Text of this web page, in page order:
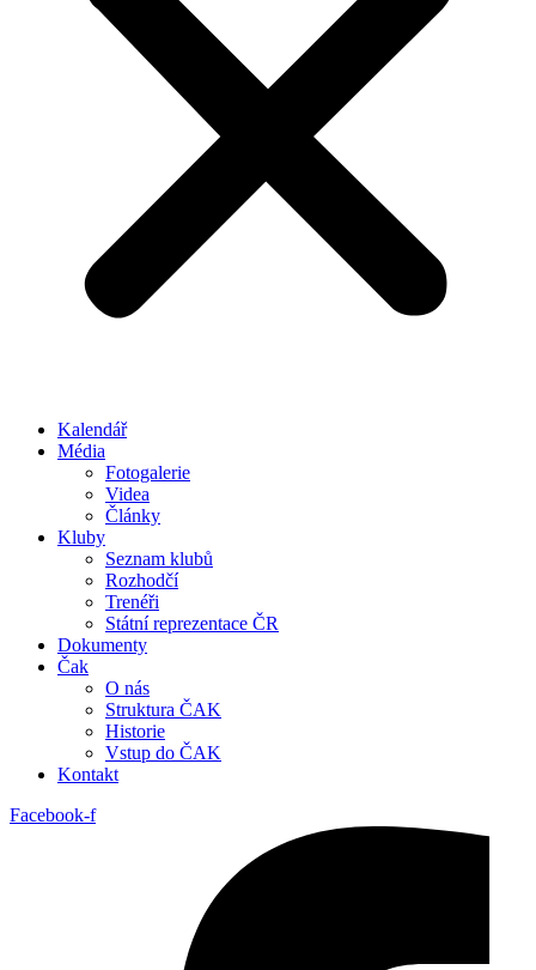
Kalendář
Média
Fotogalerie
Videa
Články
Kluby
Seznam klubů
Rozhodčí
Trenéři
Státní reprezentace ČR
Dokumenty
Čak
O nás
Struktura ČAK
Historie
Vstup do ČAK
Kontakt
Facebook-f